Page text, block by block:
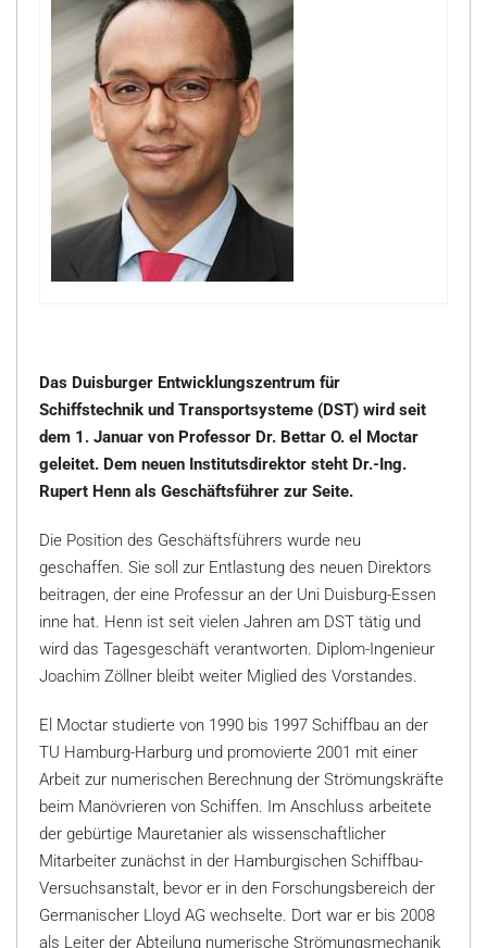
Das Duisburger Entwicklungszentrum für
Schiffstechnik und Transportsysteme (DST) wird seit
dem 1. Januar von Professor Dr. Bettar O. el Moctar
geleitet. Dem neuen Institutsdirektor steht Dr.-Ing.
Rupert Henn als Geschäftsführer zur Seite.
Die Position des Geschäftsführers wurde neu
geschaffen. Sie soll zur Entlastung des neuen Direktors
beitragen, der eine Professur an der Uni Duisburg-Essen
inne hat. Henn ist seit vielen Jahren am DST tätig und
wird das Tagesgeschäft verantworten. Diplom-Ingenieur
Joachim Zöllner bleibt weiter Miglied des Vorstandes.
El Moctar studierte von 1990 bis 1997 Schiffbau an der
TU Hamburg-Harburg und promovierte 2001 mit einer
Arbeit zur numerischen Berechnung der Strömungskräfte
beim Manövrieren von Schiffen. Im Anschluss arbeitete
der gebürtige Mauretanier als wissenschaftlicher
Mitarbeiter zunächst in der Hamburgischen Schiffbau-
Versuchsanstalt, bevor er in den Forschungsbereich der
Germanischer Lloyd AG wechselte. Dort war er bis 2008
als Leiter der Abteilung numerische Strömungsmechanik